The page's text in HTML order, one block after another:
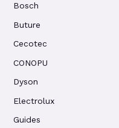
Bosch
Buture
Cecotec
CONOPU
Dyson
Electrolux
Guides